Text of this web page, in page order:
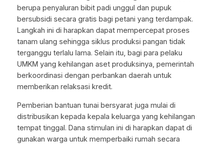
berupa penyaluran bibit padi unggul dan pupuk
bersubsidi secara gratis bagi petani yang terdampak.
Langkah ini di harapkan dapat mempercepat proses
tanam ulang sehingga siklus produksi pangan tidak
terganggu terlalu lama. Selain itu, bagi para pelaku
UMKM yang kehilangan aset produksinya, pemerintah
berkoordinasi dengan perbankan daerah untuk
memberikan relaksasi kredit.
Pemberian bantuan tunai bersyarat juga mulai di
distribusikan kepada kepala keluarga yang kehilangan
tempat tinggal. Dana stimulan ini di harapkan dapat di
gunakan warga untuk memperbaiki rumah secara